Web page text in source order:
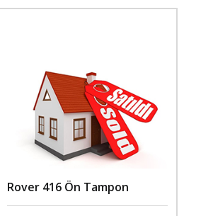
Rover 416 Ön Tampon